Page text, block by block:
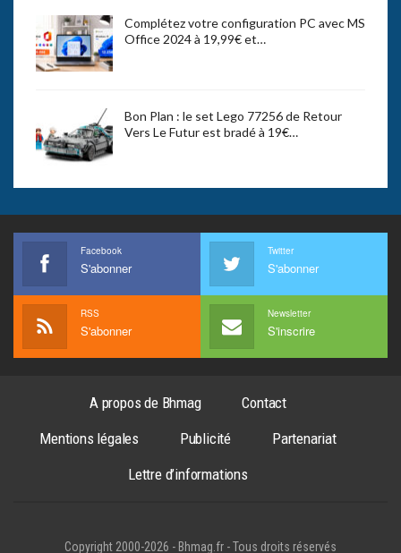
Complétez votre configuration PC avec MS
Office 2024 à 19,99€ et…
Bon Plan : le set Lego 77256 de Retour
Vers Le Futur est bradé à 19€…
Facebook
S'abonner
Twitter
S'abonner
RSS
S'abonner
Newsletter
S'inscrire
A propos de Bhmag
Contact
Mentions légales
Publicité
Partenariat
Lettre d’informations
Copyright 2000-2026 - Bhmag.fr - Tous droits réservés